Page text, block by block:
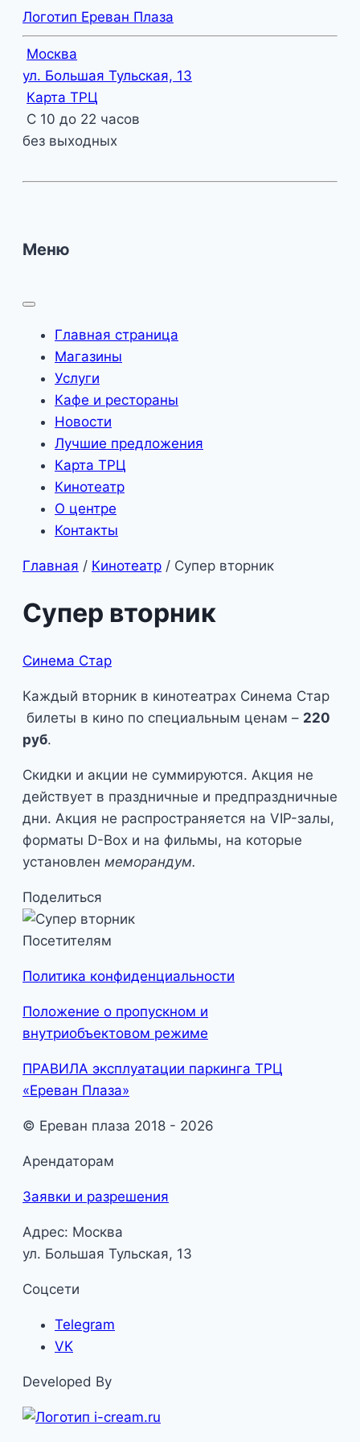
Логотип Ереван Плаза
Москва
ул. Большая Тульская, 13
Карта ТРЦ
С 10 до 22 часов
без выходных
Меню
Главная страница
Магазины
Услуги
Кафе и рестораны
Новости
Лучшие предложения
Карта ТРЦ
Кинотеатр
О центре
Контакты
Главная / Кинотеатр / Супер вторник
Супер вторник
Синема Стар
Каждый вторник в кинотеатрах Синема Стар
билеты в кино по специальным ценам – 220
руб.
Скидки и акции не суммируются. Акция не
действует в праздничные и предпраздничные
дни. Акция не распространяется на VIP-залы,
форматы D-Box и на фильмы, на которые
установлен меморандум.
Поделиться
Посетителям
Политика конфиденциальности
Положение о пропускном и
внутриобъектовом режиме
ПРАВИЛА эксплуатации паркинга ТРЦ
«Ереван Плаза»
© Ереван плаза 2018 - 2026
Арендаторам
Заявки и разрешения
Адрес: Москва
ул. Большая Тульская, 13
Соцсети
Telegram
VK
Developed By